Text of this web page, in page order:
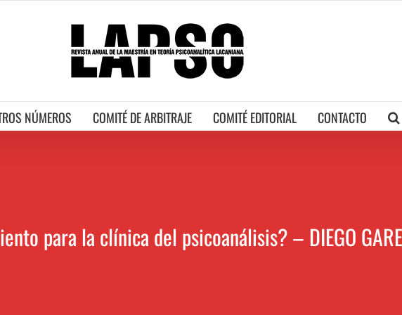
NÚMEROS COMITÉ DE ARBITRAJE COMITÉ EDITORIAL CONTACTO
para la clínica del psicoanálisis? – DIEGO